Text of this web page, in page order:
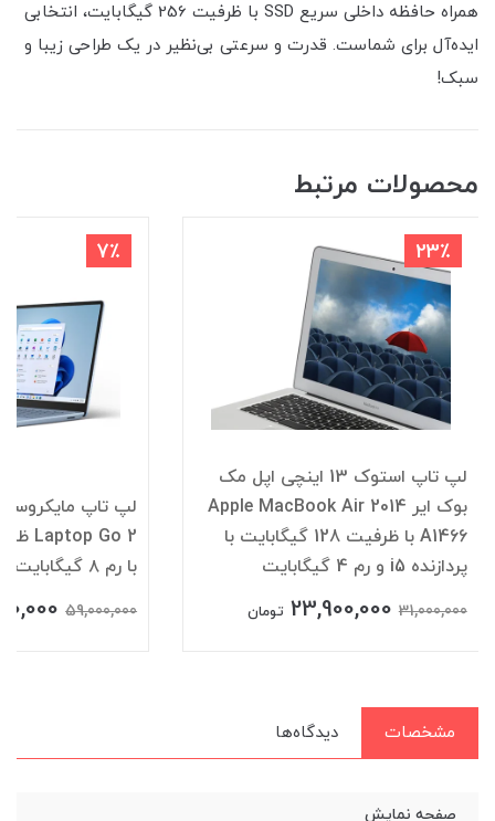
همراه حافظه داخلی سریع SSD با ظرفیت 256 گیگابایت، انتخابی
ایده‌آل برای شماست. قدرت و سرعتی بی‌نظیر در یک طراحی زیبا و
سبک!
محصولات مرتبط
23٪
لپ تاپ استوک 13 اینچی اپل مک
بوک ایر Apple MacBook Air 2014
A1466 با ظرفیت 128 گیگابایت با
پردازنده i5 و رم 4 گیگابایت
31,000,000
23,900,000 تومان
7٪
با رم ۸ گیگابایت و پردازنده Core i5
59,000,000
مشخصات دیدگاه‌ها
صفحه نمایش